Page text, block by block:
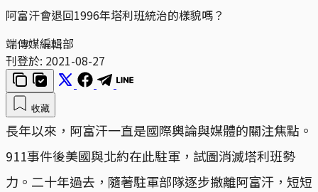
阿富汗會退回1996年塔利班統治的樣貌嗎？
端傳媒編輯部
刊登於: 2021-08-27
收藏
長年以來，阿富汗一直是國際輿論與媒體的關注焦點。
911事件後美國與北約在此駐軍，試圖消滅塔利班勢
力。二十年過去，隨著駐軍部隊逐步撤離阿富汗，短短